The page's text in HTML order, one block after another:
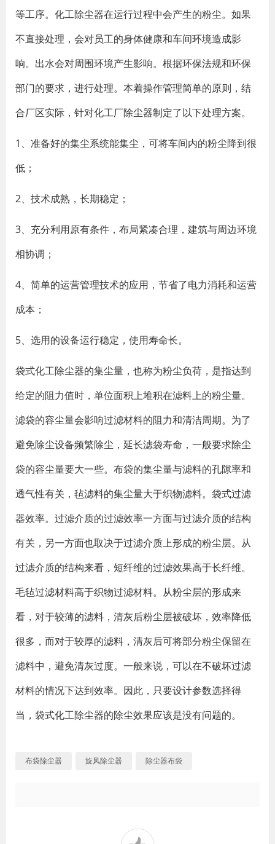
等工序。化工除尘器在运行过程中会产生的粉尘。如果
不直接处理，会对员工的身体健康和车间环境造成影
响。出水会对周围环境产生影响。根据环保法规和环保
部门的要求，进行处理。本着操作管理简单的原则，结
合厂区实际，针对化工厂除尘器制定了以下处理方案。
1、准备好的集尘系统能集尘，可将车间内的粉尘降到很
低；
2、技术成熟，长期稳定；
3、充分利用原有条件，布局紧凑合理，建筑与周边环境
相协调；
4、简单的运营管理技术的应用，节省了电力消耗和运营
成本；
5、选用的设备运行稳定，使用寿命长。
袋式化工除尘器的集尘量，也称为粉尘负荷，是指达到
给定的阻力值时，单位面积上堆积在滤料上的粉尘量。
滤袋的容尘量会影响过滤材料的阻力和清洁周期。为了
避免除尘设备频繁除尘，延长滤袋寿命，一般要求除尘
袋的容尘量要大一些。布袋的集尘量与滤料的孔隙率和
透气性有关，毡滤料的集尘量大于织物滤料。袋式过滤
器效率。过滤介质的过滤效率一方面与过滤介质的结构
有关，另一方面也取决于过滤介质上形成的粉尘层。从
过滤介质的结构来看，短纤维的过滤效果高于长纤维。
毛毡过滤材料高于织物过滤材料。从粉尘层的形成来
看，对于较薄的滤料，清灰后粉尘层被破坏，效率降低
很多，而对于较厚的滤料，清灰后可将部分粉尘保留在
滤料中，避免清灰过度。一般来说，可以在不破坏过滤
材料的情况下达到效率。因此，只要设计参数选择得
当，袋式化工除尘器的除尘效果应该是没有问题的。
布袋除尘器 旋风除尘器 除尘器布袋